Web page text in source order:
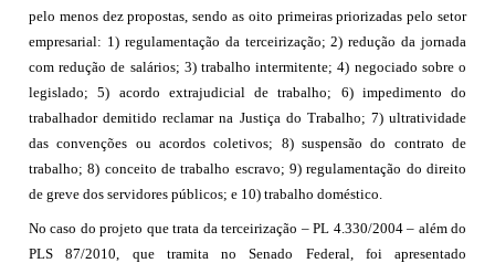
pelo menos dez propostas, sendo as oito primeiras priorizadas pelo setor
empresarial: 1) regulamentação da terceirização; 2) redução da jornada
com redução de salários; 3) trabalho intermitente; 4) negociado sobre o
legislado; 5) acordo extrajudicial de trabalho; 6) impedimento do
trabalhador demitido reclamar na Justiça do Trabalho; 7) ultratividade
das convenções ou acordos coletivos; 8) suspensão do contrato de
trabalho; 8) conceito de trabalho escravo; 9) regulamentação do direito
de greve dos servidores públicos; e 10) trabalho doméstico.
No caso do projeto que trata da terceirização – PL 4.330/2004 – além do
PLS 87/2010, que tramita no Senado Federal, foi apresentado